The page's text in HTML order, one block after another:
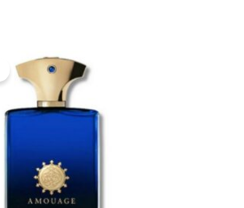
price
was:
2.570,00 kr..